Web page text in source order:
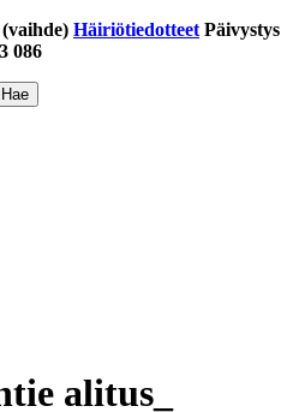
Häiriötiedotteet Päivystys
086
alitus_